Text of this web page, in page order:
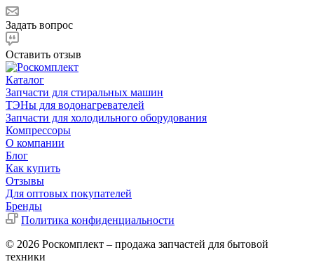
Задать вопрос
Оставить отзыв
Каталог
Запчасти для стиральных машин
ТЭНы для водонагревателей
Запчасти для холодильного оборудования
Компрессоры
О компании
Блог
Как купить
Отзывы
Для оптовых покупателей
Бренды
Политика конфиденциальности
© 2026 Роскомплект – продажа запчастей для бытовой
техники